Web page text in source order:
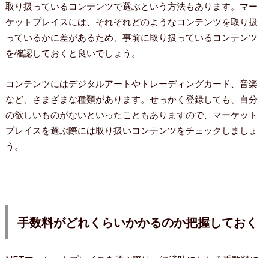
取り扱っているコンテンツで選ぶという方法もあります。マー
ケットプレイスには、それぞれどのようなコンテンツを取り扱
っているかに差があるため、事前に取り扱っているコンテンツ
を確認しておくと良いでしょう。
コンテンツにはデジタルアートやトレーディングカード、音楽
など、さまざまな種類があります。せっかく登録しても、自分
の欲しいものがないといったこともありますので、マーケット
プレイスを選ぶ際には取り扱いコンテンツをチェックしましょ
う。
手数料がどれくらいかかるのか把握しておく